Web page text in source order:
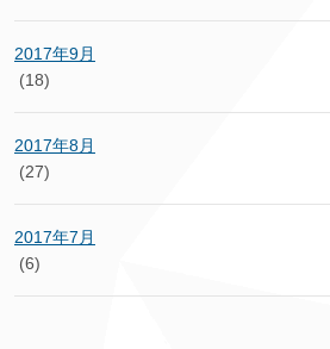
2017年9月
(18)
2017年8月
(27)
2017年7月
(6)